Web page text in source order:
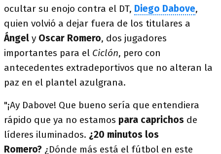
ocultar su enojo contra el DT, Diego Dabove,
quien volvió a dejar fuera de los titulares a
Ángel y Oscar Romero, dos jugadores
importantes para el Ciclón, pero con
antecedentes extradeportivos que no alteran la
paz en el plantel azulgrana.
"¡Ay Dabove! Que bueno sería que entendiera
rápido que ya no estamos para caprichos de
líderes iluminados. ¿20 minutos los
Romero? ¿Dónde más está el fútbol en este